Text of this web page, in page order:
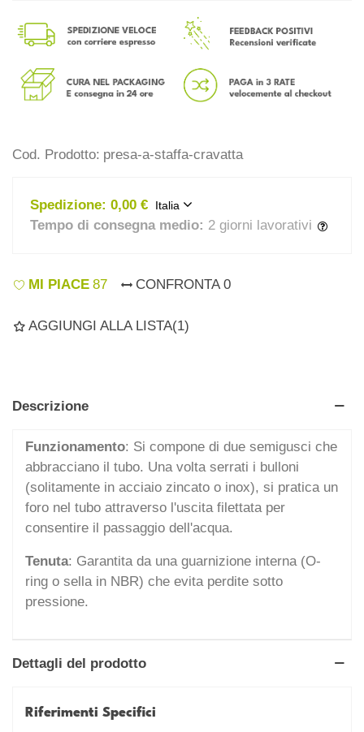
Cod. Prodotto: presa-a-staffa-cravatta
Spedizione: 0,00 € Italia
Tempo di consegna medio: 2 giorni lavorativi
MI PIACE 87 CONFRONTA 0
AGGIUNGI ALLA LISTA(1)
Descrizione
Funzionamento: Si compone di due semigusci che
abbracciano il tubo. Una volta serrati i bulloni
(solitamente in acciaio zincato o inox), si pratica un
foro nel tubo attraverso l'uscita filettata per
consentire il passaggio dell'acqua.
Tenuta: Garantita da una guarnizione interna (O-
ring o sella in NBR) che evita perdite sotto
pressione.
Dettagli del prodotto
Riferimenti Specifici